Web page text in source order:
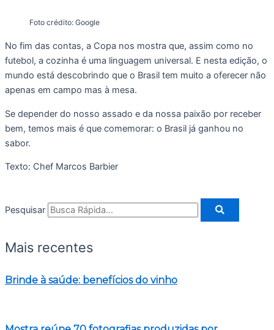
Foto crédito: Google
No fim das contas, a Copa nos mostra que, assim como no
futebol, a cozinha é uma linguagem universal. E nesta edição, o
mundo está descobrindo que o Brasil tem muito a oferecer não
apenas em campo mas à mesa.
Se depender do nosso assado e da nossa paixão por receber
bem, temos mais é que comemorar: o Brasil já ganhou no
sabor.
Texto: Chef Marcos Barbier
Pesquisar
Mais recentes
Brinde à saúde: benefícios do vinho